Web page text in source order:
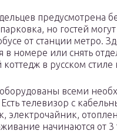
предусмотрена
но гостей могут
от станции метро.
в номере или снять
в русском
всеми
телевизор с
электрочайник,
начинаются от 3